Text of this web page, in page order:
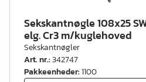
Sekskantnøgle 108x25
elg. Cr3 m/kuglehoved
Sekskantnøgler
Art. nr.:342747
Pakkeenheder:1100